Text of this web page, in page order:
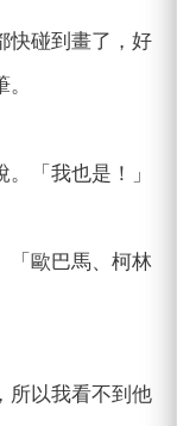
快碰到畫了，好
「我也是！」
「歐巴馬、柯林
所以我看不到他